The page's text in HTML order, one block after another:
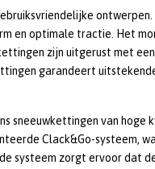
en optimale tractie. Het
zijn uitgerust met
garandeert
sneeuwkettingen van hoge
Clack&Go-systeem,
systeem zorgt ervoor dat